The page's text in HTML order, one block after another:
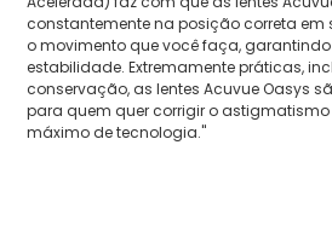
constantemente na posição correta em
o movimento que você faça,
estabilidade. Extremamente práticas,
conservação, as lentes Acuvue Oasys
para quem quer corrigir o
máximo de tecnologia."